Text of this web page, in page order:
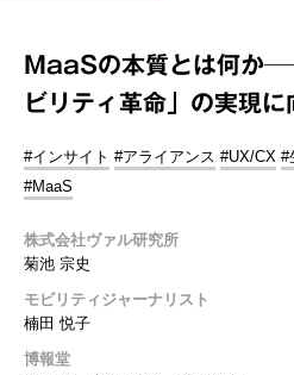
MaaSの本質とは何か
ビリティ革命」の実現に
#インサイト #アライアンス #UX/CX #
#MaaS
株式会社ヴァル研究所
菊池 宗史
モビリティジャーナリスト
楠田 悦子
博報堂